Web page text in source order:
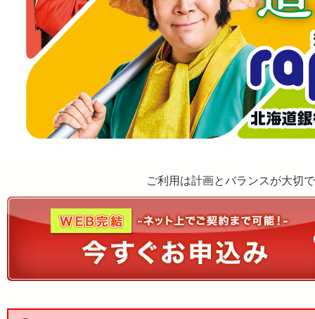
ご利用は計画とバランスが大切